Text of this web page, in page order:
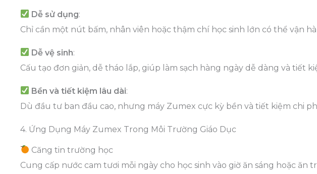
Dễ sử dụng:
Chỉ cần một nút bấm, nhân viên hoặc thậm chí học sinh lớn có thể vận
Dễ vệ sinh:
Cấu tạo đơn giản, dễ tháo lắp, giúp làm sạch hàng ngày dễ dàng và tiết
Bền và tiết kiệm lâu dài:
Dù đầu tư ban đầu cao, nhưng máy Zumex cực kỳ bền và tiết kiệm chi
4. Ứng Dụng Máy Zumex Trong Môi Trường Giáo Dục
Căng tin trường học
Cung cấp nước cam tươi mỗi ngày cho học sinh vào giờ ăn sáng hoặc ăn